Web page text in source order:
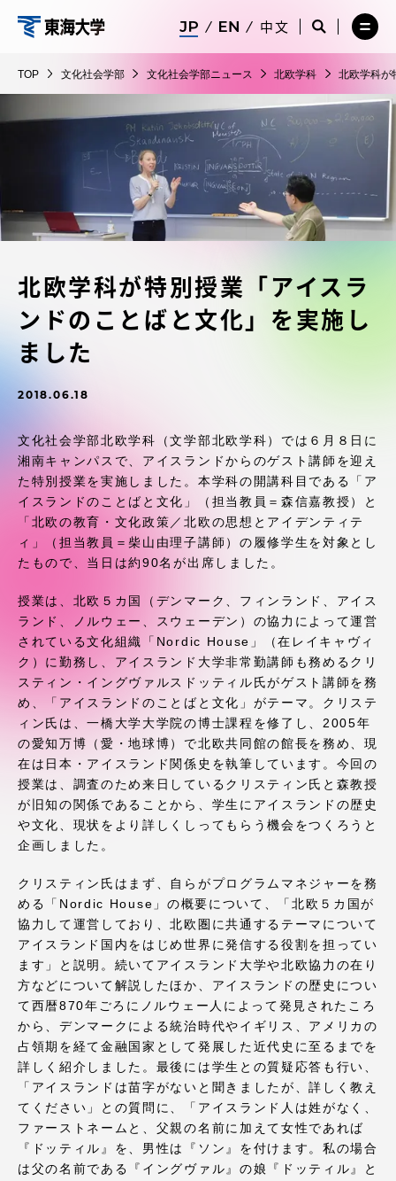
プ
化
社
会
中文
サ
検
索
サ
イ
索
を
る
メ
ー
を
開
TOP 文化社会学部 文化社会学部ニュース 北欧学科 北欧学科が
北欧学科が特別授業「アイスラ
ンドのことばと文化」を実施し
ました
2018.06.18
文化社会学部北欧学科（文学部北欧学科）では６月８日に
湘南キャンパスで、アイスランドからのゲスト講師を迎え
た特別授業を実施しました。本学科の開講科目である「ア
イスランドのことばと文化」（担当教員＝森信嘉教授）と
「北欧の教育・文化政策／北欧の思想とアイデンティテ
ィ」（担当教員＝柴山由理子講師）の履修学生を対象とし
たもので、当日は約90名が出席しました。
授業は、北欧５カ国（デンマーク、フィンランド、アイス
ランド、ノルウェー、スウェーデン）の協力によって運営
されている文化組織「Nordic House」（在レイキャヴィ
ク）に勤務し、アイスランド大学非常勤講師も務めるクリ
スティン・イングヴァルスドッティル氏がゲスト講師を務
め、「アイスランドのことばと文化」がテーマ。クリステ
ィン氏は、一橋大学大学院の博士課程を修了し、2005年
の愛知万博（愛・地球博）で北欧共同館の館長を務め、現
在は日本・アイスランド関係史を執筆しています。今回の
授業は、調査のため来日しているクリスティン氏と森教授
が旧知の関係であることから、学生にアイスランドの歴史
や文化、現状をより詳しくしってもらう機会をつくろうと
企画しました。
クリスティン氏はまず、自らがプログラムマネジャーを務
める「Nordic House」の概要について、「北欧５カ国が
協力して運営しており、北欧圏に共通するテーマについて
アイスランド国内をはじめ世界に発信する役割を担ってい
ます」と説明。続いてアイスランド大学や北欧協力の在り
方などについて解説したほか、アイスランドの歴史につい
て西暦870年ごろにノルウェー人によって発見されたころ
から、デンマークによる統治時代やイギリス、アメリカの
占領期を経て金融国家として発展した近代史に至るまでを
詳しく紹介しました。最後には学生との質疑応答も行い、
「アイスランドは苗字がないと聞きましたが、詳しく教え
てください」との質問に、「アイスランド人は姓がなく、
ファーストネームと、父親の名前に加えて女性であれば
『ドッティル』を、男性は『ソン』を付けます。私の場合
は父の名前である『イングヴァル』の娘『ドッティル』と
メ
ニ
を
閉
在学生・保護者向けポータル（TIPS）
受験・入学案内
教員・研究者ガイド
大学の概要
教育・研究
受験・入学案内
学生生活
グローバルネットワーク
学外連携
学園ネットワーク
各種情報・お問い合わせ
アクセス情報
伊勢原キャンパス 静岡キャンパス
熊本キャンパス
阿蘇くまもと
臨空キャンパス
札幌キャンパス